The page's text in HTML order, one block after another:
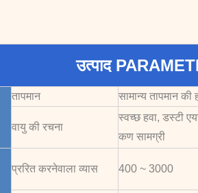
उत्पाद
तापमान सामान्य तापमान की
वायु की रचना
स्वच्छ हवा, डस्टी
कण सामग्री
प्ररित करनेवाला व्यास 400 ~ 3000